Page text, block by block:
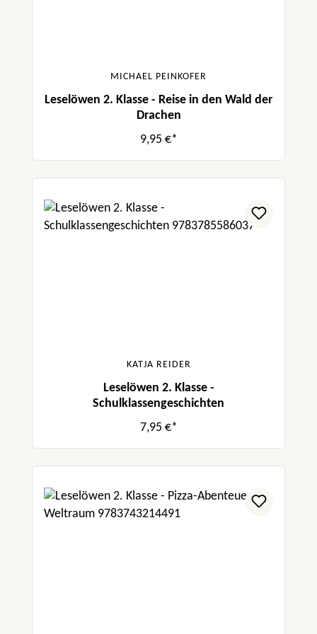
MICHAEL PEINKOFER
Leselöwen 2. Klasse - Reise in den Wald der
Drachen
9,95 €*
KATJA REIDER
Leselöwen 2. Klasse -
Schulklassengeschichten
7,95 €*